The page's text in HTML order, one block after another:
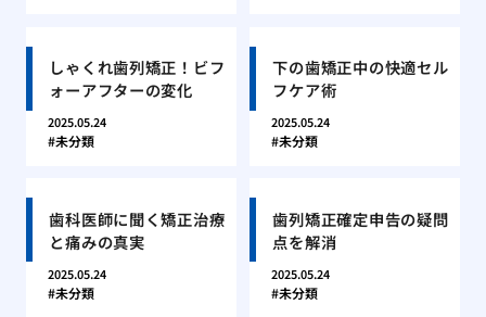
しゃくれ歯列矯正！ビフ
ォーアフターの変化
2025.05.24
未分類
下の歯矯正中の快適セル
フケア術
2025.05.24
未分類
歯科医師に聞く矯正治療
と痛みの真実
2025.05.24
未分類
歯列矯正確定申告の疑問
点を解消
2025.05.24
未分類